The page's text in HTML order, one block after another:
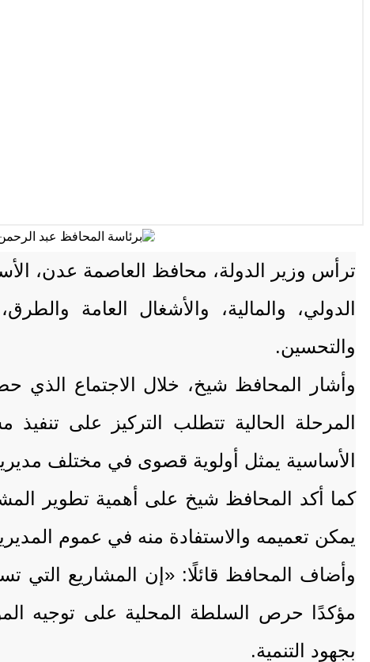
ترأس وزير الدولة، محافظ العاصمة عدن،
الدولي، والمالية، والأشغال العامة
والتحسين.
وأشار المحافظ شيخ، خلال الاجتماع الذي
المرحلة الحالية تتطلب التركيز على
الأساسية يمثل أولوية قصوى في مختلف
كما أكد المحافظ شيخ على أهمية تطوير
يمكن تعميمه والاستفادة منه في عموم
وأضاف المحافظ قائلًا: «إن المشاريع التي
مؤكدًا حرص السلطة المحلية على توجيه
بجهود التنمية.